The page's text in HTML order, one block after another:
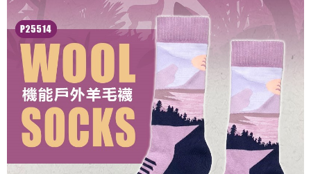
３．未成年的使用者請事先徵得法定代理人或監護人之同意方可使用
「AFTEE先享後付」，若未經同意申辦者引起之損失，本公司不負相關責
任。
４．使用「AFTEE先享後付」時，將依據個別帳號之用戶狀況，依本公司即
時審查核予不同之上限額度；若仍有額度不足之情形，本公司將視審查結果
請求用戶進行身份認證。
５．嚴禁一人註冊多個帳號或使用他人資訊註冊。若發現惡意使用之情形，
恩沛科技股份有限公司將有權停止該用戶之使用額度並採取法律行動。
每筆NT$100，滿NT$1,000(含以上)免運費
桃源戶外門市取貨
每筆NT$100，滿NT$1,000(含以上)免運費
宅配
每筆NT$100，滿NT$1,000(含以上)免運費